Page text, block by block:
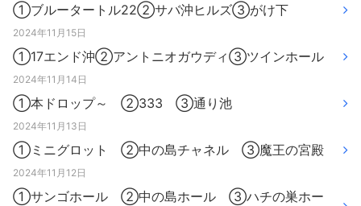
①ブルータートル22②サバ沖ヒルズ③がけ下
2024年11月15日
①17エンド沖②アントニオガウディ③ツインホール
2024年11月14日
①本ドロップ～ ②333 ③通り池
2024年11月13日
①ミニグロット ②中の島チャネル ③魔王の宮殿
2024年11月12日
①サンゴホール ②中の島ホール ③ハチの巣ホー